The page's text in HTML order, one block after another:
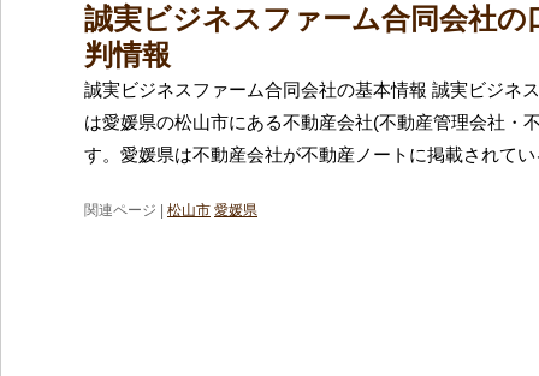
誠実ビジネスファーム合同会社の
判情報
誠実ビジネスファーム合同会社の基本情報 誠実ビジネ
は愛媛県の松山市にある不動産会社(不動産管理会社・
す。愛媛県は不動産会社が不動産ノートに掲載されて
関連ページ | 松山市 愛媛県